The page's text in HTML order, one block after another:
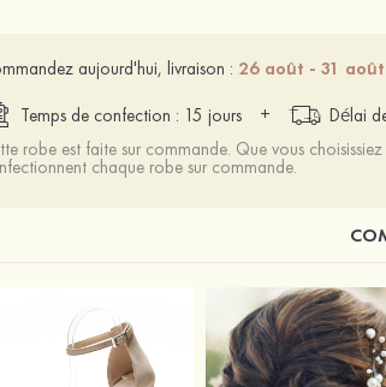
aujourd'hui, livraison : 26 août - 31 août
Temps de confection : 15 jours
+ Délai
robe est faite sur commande. Que vous
chaque robe sur commande.